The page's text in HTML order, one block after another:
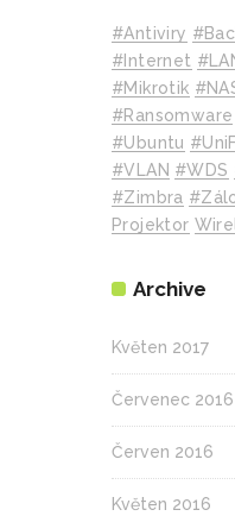
#Antiviry
#internet
#mikrotik
#Ransomware
#Ubuntu
#VLAN #WDS
#Zimbra
Projektor
Archive
Květen 2017
Červenec 2016
Červen 2016
Květen 2016